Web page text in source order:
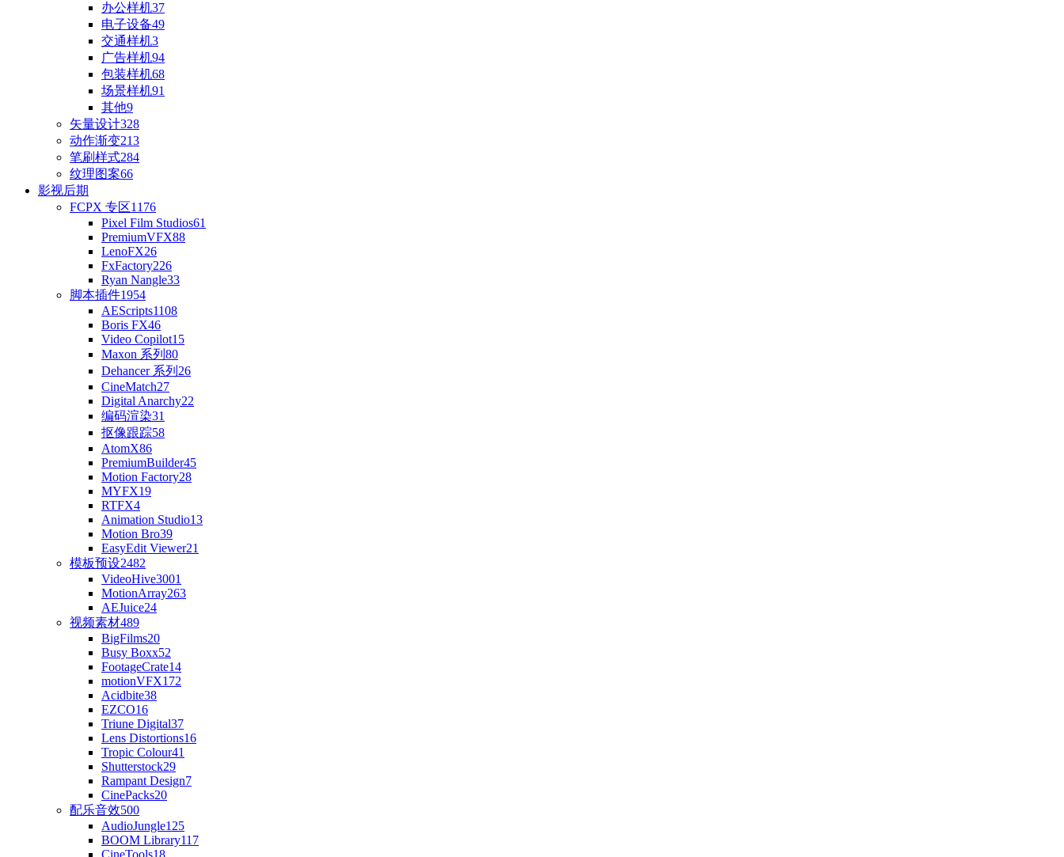
办公样机37
电子设备49
交通样机3
广告样机94
包装样机68
场景样机91
其他9
矢量设计328
动作渐变213
笔刷样式284
纹理图案66
影视后期
FCPX 专区1176
Pixel Film Studios61
PremiumVFX88
LenoFX26
FxFactory226
Ryan Nangle33
脚本插件1954
AEScripts1108
Boris FX46
Video Copilot15
Maxon 系列 80
Dehancer 系列 26
CineMatch27
Digital Anarchy22
编码渲染31
抠像跟踪58
AtomX86
PremiumBuilder45
Motion Factory28
MYFX19
RTFX4
Animation Studio13
Motion Bro39
EasyEdit Viewer21
模板预设2482
VideoHive3001
MotionArray263
AEJuice24
视频素材489
BigFilms20
Busy Boxx52
FootageCrate14
motionVFX172
Acidbite38
EZCO16
Triune Digital37
Lens Distortions16
Tropic Colour41
Shutterstock29
Rampant Design7
CinePacks20
配乐音效500
AudioJungle125
BOOM Library117
CineTools18